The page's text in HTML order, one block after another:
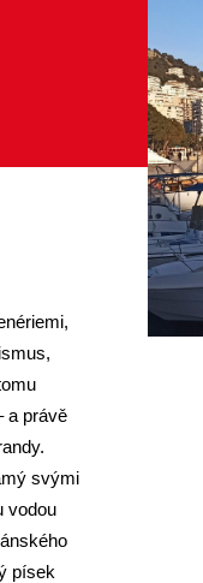
a právě
svými
vodou
písek